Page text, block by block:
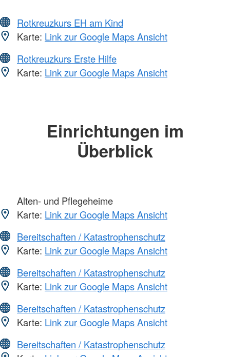
Rotkreuzkurs EH am Kind
Karte: Link zur Google Maps Ansicht
Rotkreuzkurs Erste Hilfe
Karte: Link zur Google Maps Ansicht
Einrichtungen im
Überblick
Alten- und Pflegeheime
Karte: Link zur Google Maps Ansicht
Bereitschaften / Katastrophenschutz
Karte: Link zur Google Maps Ansicht
Bereitschaften / Katastrophenschutz
Karte: Link zur Google Maps Ansicht
Bereitschaften / Katastrophenschutz
Karte: Link zur Google Maps Ansicht
Bereitschaften / Katastrophenschutz